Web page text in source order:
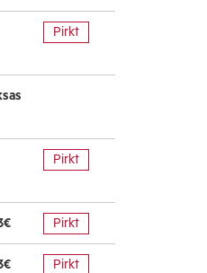
Pirkt
Pirkt
Pirkt
Pirkt